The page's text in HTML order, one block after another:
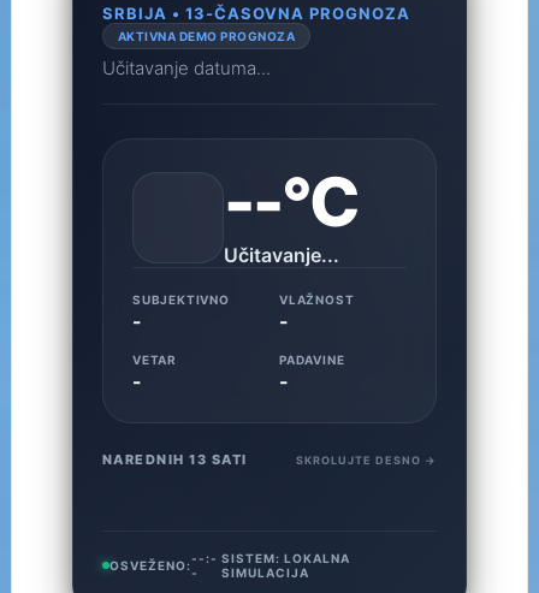
SRBIJA • 13-ČASOVNA PROGNOZA
AKTIVNA DEMO PROGNOZA
Učitavanje datuma...
--°C
Učitavanje...
SUBJEKTIVNO
-
VLAŽNOST
-
VETAR
-
PADAVINE
-
NAREDNIH 13 SATI SKROLUJTE DESNO →
OSVEŽENO:--:-
-
SISTEM:LOKALNA
SIMULACIJA